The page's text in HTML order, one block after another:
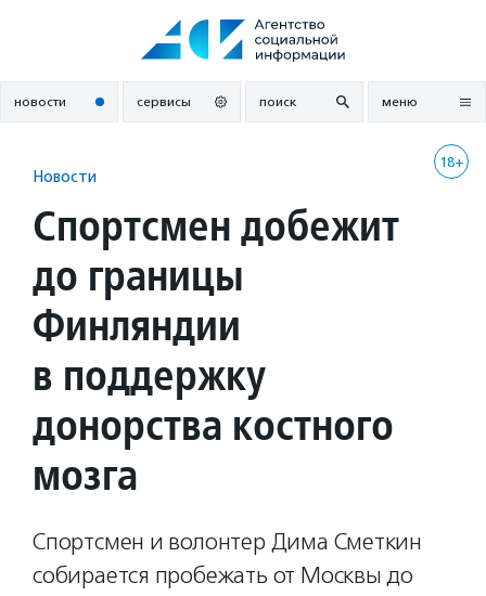
новости сервисы поиск меню
18+
Новости
Спортсмен добежит
до границы
Финляндии
в поддержку
донорства костного
мозга
Спортсмен и волонтер Дима Сметкин
собирается пробежать от Москвы до